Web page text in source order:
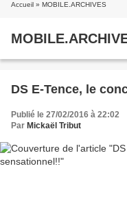
Accueil » MOBILE.ARCHIVES
DS E-Tence, le
Publié le 27/02/2016 à 22:02
Par Mickaël Tribut